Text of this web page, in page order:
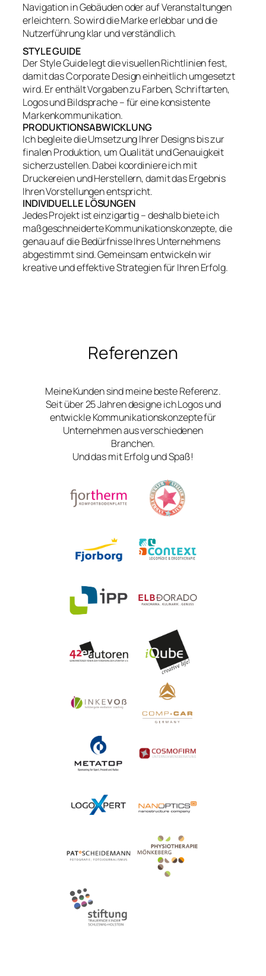
Navigation in Gebäuden oder auf Veranstaltungen
erleichtern. So wird die Marke erlebbar und die
Nutzerführung klar und verständlich.
STYLE GUIDE
Der Style Guide legt die visuellen Richtlinien fest,
damit das Corporate Design einheitlich umgesetzt
wird. Er enthält Vorgaben zu Farben, Schriftarten,
Logos und Bildsprache – für eine konsistente
Markenkommunikation.
PRODUKTIONSABWICKLUNG
Ich begleite die Umsetzung Ihrer Designs bis zur
finalen Produktion, um Qualität und Genauigkeit
sicherzustellen. Dabei koordiniere ich mit
Druckereien und Herstellern, damit das Ergebnis
Ihren Vorstellungen entspricht.
INDIVIDUELLE LÖSUNGEN
Jedes Projekt ist einzigartig – deshalb biete ich
maßgeschneiderte Kommunikationskonzepte, die
genau auf die Bedürfnisse Ihres Unternehmens
abgestimmt sind. Gemeinsam entwickeln wir
kreative und effektive Strategien für Ihren Erfolg.
Referenzen
Meine Kunden sind meine beste Referenz.
Seit über 25 Jahren designe ich Logos und
entwickle Kommunikationskonzepte für
Unternehmen aus verschiedenen
Branchen.
Und das mit Erfolg und Spaß!